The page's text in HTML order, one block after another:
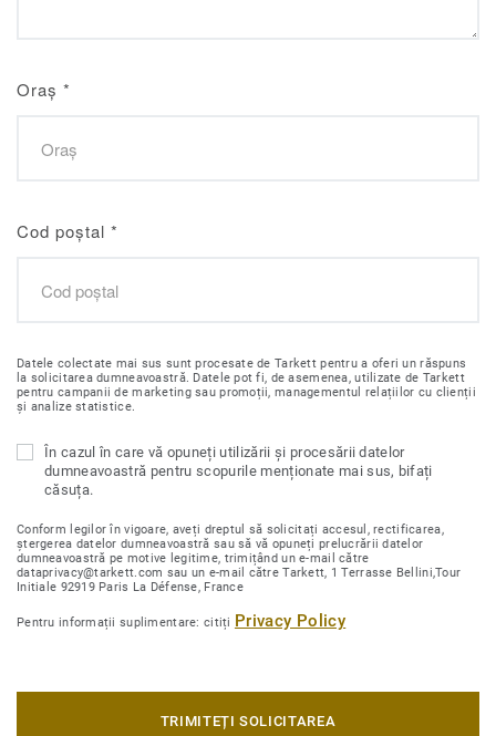
Oraș *
Cod poștal *
Datele colectate mai sus sunt procesate de Tarkett pentru a oferi un răspuns
la solicitarea dumneavoastră. Datele pot fi, de asemenea, utilizate de Tarkett
pentru campanii de marketing sau promoții, managementul relațiilor cu clienții
și analize statistice.
În cazul în care vă opuneți utilizării și procesării datelor
dumneavoastră pentru scopurile menționate mai sus, bifați
căsuța.
Conform legilor în vigoare, aveți dreptul să solicitați accesul, rectificarea,
ștergerea datelor dumneavoastră sau să vă opuneți prelucrării datelor
dumneavoastră pe motive legitime, trimițând un e-mail către
dataprivacy@tarkett.com sau un e-mail către Tarkett, 1 Terrasse Bellini,Tour
Initiale 92919 Paris La Défense, France
Pentru informații suplimentare: citiți Privacy Policy
TRIMITEȚI SOLICITAREA